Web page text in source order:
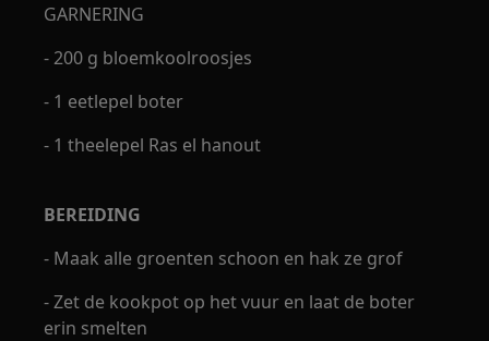
GARNERING
- 200 g bloemkoolroosjes
- 1 eetlepel boter
- 1 theelepel Ras el hanout
BEREIDING
- Maak alle groenten schoon en hak ze grof
- Zet de kookpot op het vuur en laat de boter
erin smelten